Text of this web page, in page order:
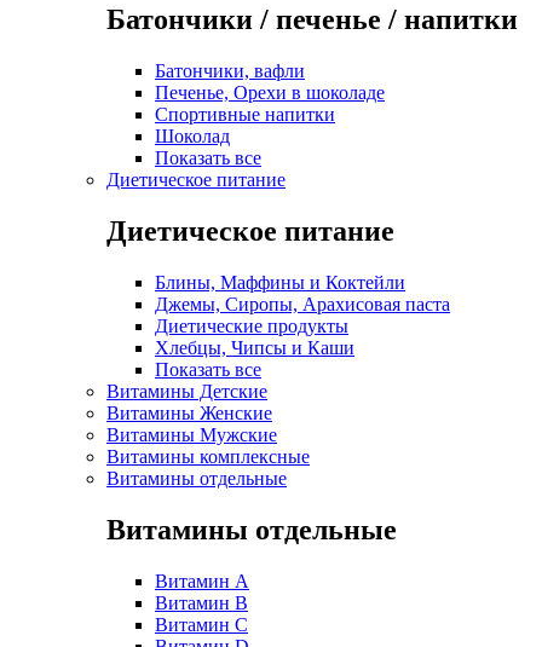
Батончики / печенье / напитки
Батончики, вафли
Печенье, Орехи в шоколаде
Спортивные напитки
Шоколад
Показать все
Диетическое питание
Диетическое питание
Блины, Маффины и Коктейли
Джемы, Сиропы, Арахисовая паста
Диетические продукты
Хлебцы, Чипсы и Каши
Показать все
Витамины Детские
Витамины Женские
Витамины Мужские
Витамины комплексные
Витамины отдельные
Витамины отдельные
Витамин A
Витамин B
Витамин C